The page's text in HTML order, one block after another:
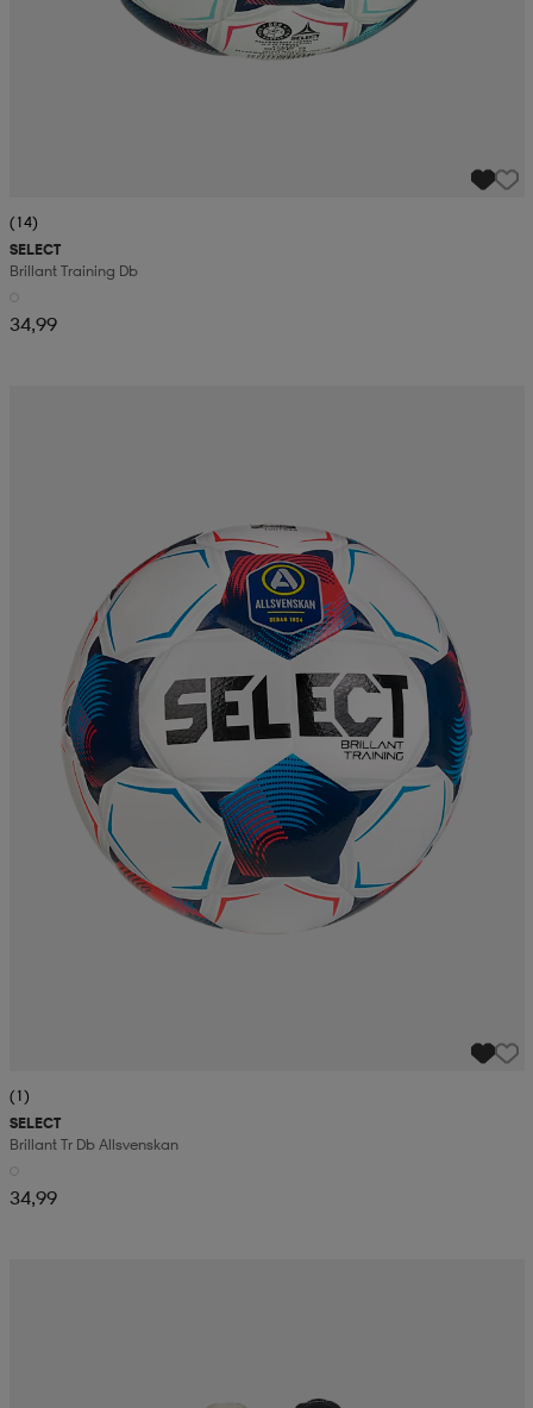
(14)
SELECT
Brillant Training Db
34,99
(1)
SELECT
Brillant Tr Db Allsvenskan
34,99